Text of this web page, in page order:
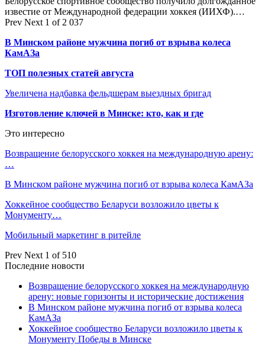
известие от Международной федерации хоккея (ИИХФ).…
Prev Next 1 of 2 037
В Минском районе мужчина погиб от взрыва колеса
КамАЗа
ТОП полезных статей августа
Увеличена надбавка фельдшерам выездных бригад
Изготовление ключей в Минске: кто, как и где
Это интересно
Возвращение белорусского хоккея на международную арену:
…
В Минском районе мужчина погиб от взрыва колеса КамАЗа
Хоккейное сообщество Беларуси возложило цветы к
Монументу…
Мобильный маркетинг в ритейле
Prev Next 1 of 510
Последние новости
Возвращение белорусского хоккея на международную
арену: новые горизонты и исторические достижения
В Минском районе мужчина погиб от взрыва колеса
КамАЗа
Хоккейное сообщество Беларуси возложило цветы к
Монументу Победы в Минске